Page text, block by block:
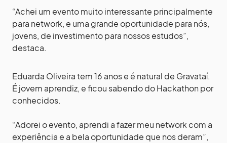
“Achei um evento muito interessante principalmente
para network, e uma grande oportunidade para nós,
jovens, de investimento para nossos estudos”,
destaca.
Eduarda Oliveira tem 16 anos e é natural de Gravataí.
É jovem aprendiz, e ficou sabendo do Hackathon por
conhecidos.
“Adorei o evento, aprendi a fazer meu network com a
experiência e a bela oportunidade que nos deram”,